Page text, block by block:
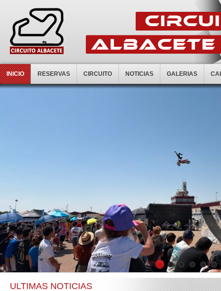
INICIO RESERVAS CIRCUITO NOTICIAS GALERIAS
1 2 3 4 5 6
ULTIMAS NOTICIAS